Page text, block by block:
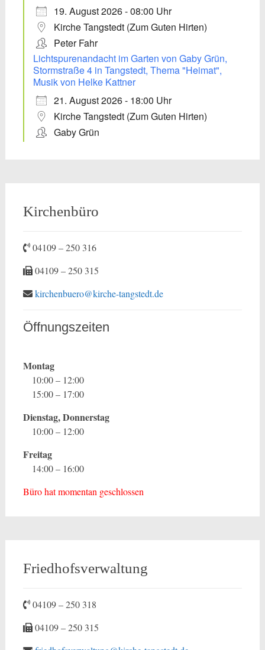
19. August 2026 - 08:00 Uhr
Kirche Tangstedt (Zum Guten Hirten)
Peter Fahr
Lichtspurenandacht im Garten von Gaby Grün,
Stormstraße 4 in Tangstedt, Thema "Heimat",
Musik von Helke Kattner
21. August 2026 - 18:00 Uhr
Kirche Tangstedt (Zum Guten Hirten)
Gaby Grün
Kirchenbüro
04109 – 250 316
04109 – 250 315
kirchenbuero@kirche-tangstedt.de
Öffnungszeiten
Montag
10:00 – 12:00
15:00 – 17:00
Dienstag, Donnerstag
10:00 – 12:00
Freitag
14:00 – 16:00
Büro hat momentan geschlossen
Friedhofsverwaltung
04109 – 250 318
04109 – 250 315